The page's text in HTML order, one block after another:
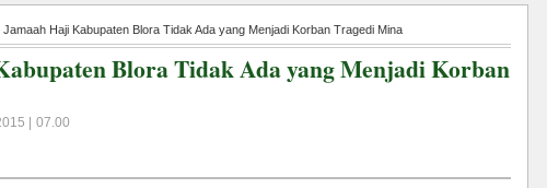
Jamaah Haji Kabupaten Blora Tidak Ada yang Menjadi Korban Tragedi Mina
Blora Tidak Ada yang Menjadi Korban
| 07.00